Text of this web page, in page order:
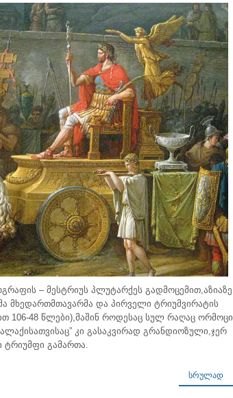
– მესტრიუს პლუტარქეს გადმოცემით,აზიაზე
მხედართმთავარმა და პირველი ტრიუმვირატის
106-48 წლები),მაშინ როდესაც სულ რაღაც ორმოცი
კი გასაკვირად გრანდიოზული,ჯერ
ტრიუმფი გამართა.
ᲡᲠᲣᲚᲐᲓ